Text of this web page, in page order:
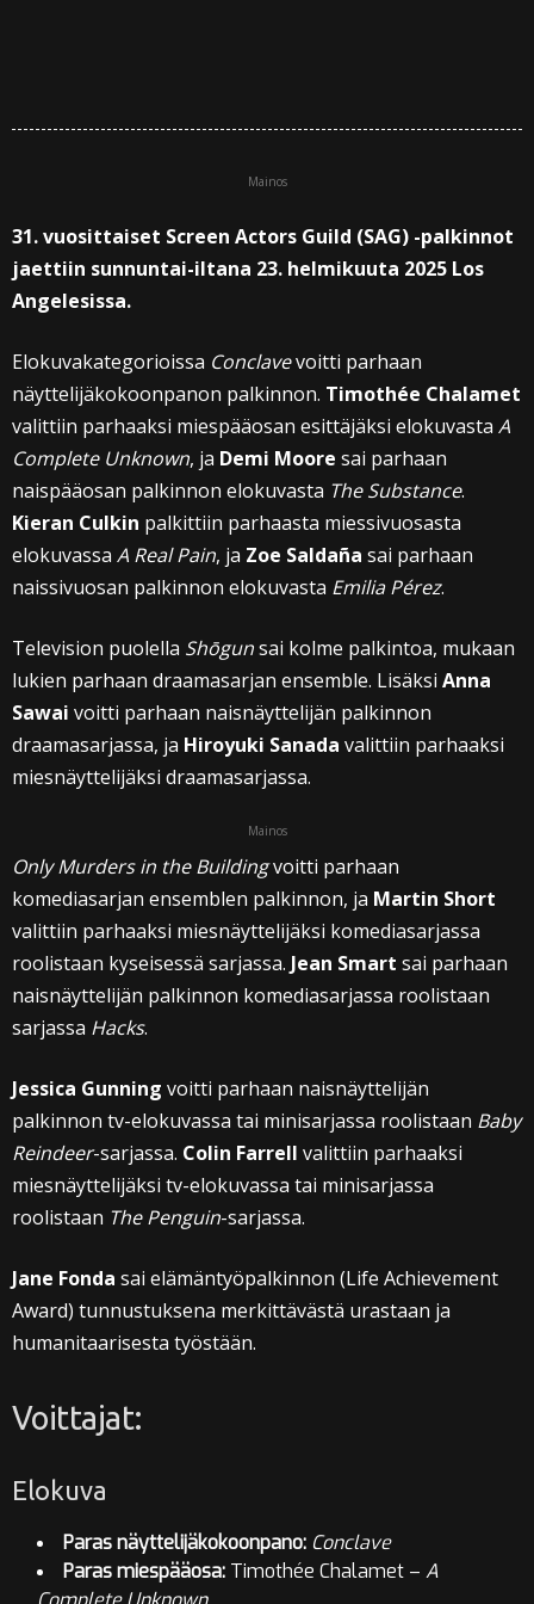
Mainos
31. vuosittaiset Screen Actors Guild (SAG) -palkinnot
jaettiin sunnuntai-iltana 23. helmikuuta 2025 Los
Angelesissa.
Elokuvakategorioissa Conclavevoitti parhaan
näyttelijäkokoonpanon palkinnon. Timothée Chalamet
valittiin parhaaksi miespääosan esittäjäksi elokuvasta A
Complete Unknown, ja Demi Moore sai parhaan
naispääosan palkinnon elokuvasta The Substance.
Kieran Culkin palkittiin parhaasta miessivuosasta
elokuvassa A Real Pain, ja Zoe Saldaña sai parhaan
naissivuosan palkinnon elokuvasta Emilia Pérez.
Television puolella Shōgunsai kolme palkintoa, mukaan
lukien parhaan draamasarjan ensemble. Lisäksi Anna
Sawai voitti parhaan naisnäyttelijän palkinnon
draamasarjassa, ja Hiroyuki Sanada valittiin parhaaksi
miesnäyttelijäksi draamasarjassa.
Mainos
Only Murders in the Buildingvoitti parhaan
komediasarjan ensemblen palkinnon, ja Martin Short
valittiin parhaaksi miesnäyttelijäksi komediasarjassa
roolistaan kyseisessä sarjassa. Jean Smart sai parhaan
naisnäyttelijän palkinnon komediasarjassa roolistaan
sarjassa Hacks.
Jessica Gunning voitti parhaan naisnäyttelijän
palkinnon tv-elokuvassa tai minisarjassa roolistaan Baby
Reindeer-sarjassa. Colin Farrell valittiin parhaaksi
miesnäyttelijäksi tv-elokuvassa tai minisarjassa
roolistaan The Penguin-sarjassa.
Jane Fonda sai elämäntyöpalkinnon (Life Achievement
Award) tunnustuksena merkittävästä urastaan ja
humanitaarisesta työstään.
Voittajat:
Elokuva
Paras näyttelijäkokoonpano: Conclave
Paras miespääosa: Timothée Chalamet – A